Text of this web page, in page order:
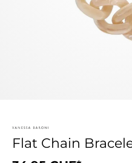
Flat Chain